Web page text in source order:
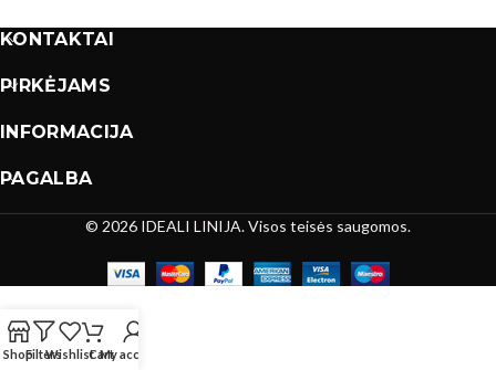
KONTAKTAI
PIRKĖJAMS
INFORMACIJA
PAGALBA
© 2026 IDEALI LINIJA. Visos teisės saugomos.
ShopFiltersWishlistCartMy account